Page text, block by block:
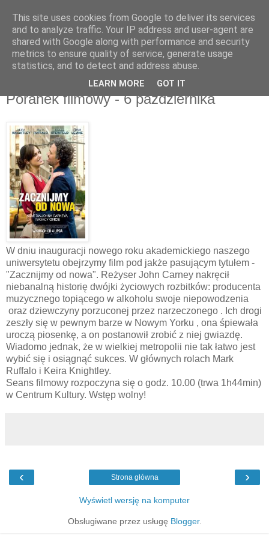
UTW Łomianki
Poranek filmowy - 6 października
W dniu inauguracji nowego roku akademickiego naszego
uniwersytetu obejrzymy film pod jakże pasującym tytułem -
"Zacznijmy od nowa". Reżyser John Carney nakręcił
niebanalną historię dwójki życiowych rozbitków: producenta
muzycznego topiącego w alkoholu swoje niepowodzenia
oraz dziewczyny porzuconej przez narzeczonego . Ich drogi
zeszły się w pewnym barze w Nowym Yorku , ona śpiewała
uroczą piosenkę, a on postanowił zrobić z niej gwiazdę.
Wiadomo jednak, że w wielkiej metropolii nie tak łatwo jest
wybić się i osiągnąć sukces. W głównych rolach Mark
Ruffalo i Keira Knightley.
Seans filmowy rozpoczyna się o godz. 10.00 (trwa 1h44min)
w Centrum Kultury. Wstęp wolny!
‹ ›
Strona główna
Wyświetl wersję na komputer
Obsługiwane przez usługę Blogger.
This site uses cookies from Google to deliver its services
and to analyze traffic. Your IP address and user-agent are
shared with Google along with performance and security
metrics to ensure quality of service, generate usage
statistics, and to detect and address abuse.
LEARN MORE GOT IT